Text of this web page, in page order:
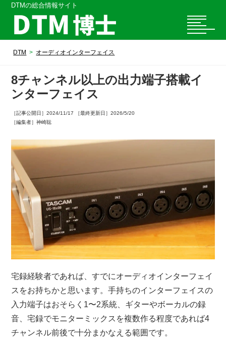
DTMの総合情報サイト
DTM オーディオインターフェイス
8チャンネル以上の出力端子搭載イ
ンターフェイス
［記事公開日］2024/11/17 ［最終更新日］2026/5/20
［編集者］神崎聡
宅録経験者であれば、すでにオーディオインターフェイ
スをお持ちかと思います。手持ちのインターフェイスの
入力端子はおそらく1〜2系統、ギターやボーカルの録
音、宅録でモニターミックスを複数作る程度であれば4
チャンネル前後で十分まかなえる範囲です。